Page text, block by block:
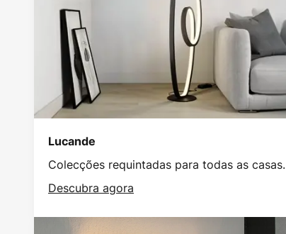
Lucande
Colecções requintadas para todas as casas.
Descubra agora